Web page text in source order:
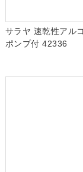
サラヤ 速乾性アル
ポンプ付 42336